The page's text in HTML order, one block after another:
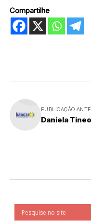
Compartilhe
PUBLICAÇÃO
Daniela